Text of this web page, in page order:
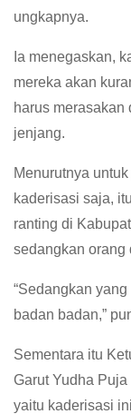
ungkapnya.
Ia menegaskan,
mereka akan
harus merasakan
jenjang.
Menurutnya
kaderisasi saja,
ranting di
sedangkan orang
“Sedangkan
badan badan,”
Sementara itu
Garut Yudha
yaitu kaderisasi